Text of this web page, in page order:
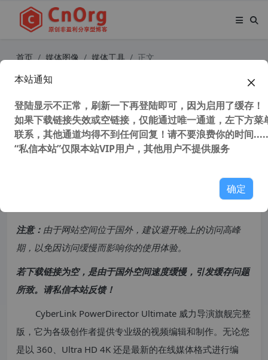
首页 媒体图像 媒体工具 正文
威力导演21 旗舰版 CyberLink Powe
rDirector Ultimate 21.5.2929.0 非
线性视频剪辑软件 汉化中文版
84,538 次浏览次阅读
注意： 由于网站空间位于国外，建议避开晚上的访问高峰
期，以免因访问缓慢而影响你的使用体验。
若下载链接为空，是由于国外空间速度缓慢，引发缓存问题
所致。请私信本站反馈！
CyberLink PowerDirector Ultimate 威力导演旗舰完整
版，它为各级创作者提供专业级的视频编辑和制作。无论您
是以 360、Ultra HD 4K 还是最新的在线媒体格式进行编
本站通知
登陆显示不正常，刷新一下再登陆即可，因为启用了缓存！
如果下载链接失效或空链接，仅能通过唯一通道，左下方菜
联系，其他通道均得不到任何回复！请不要浪费你的时间
“私信本站”仅限本站VIP用户，其他用户不提供服务
确定